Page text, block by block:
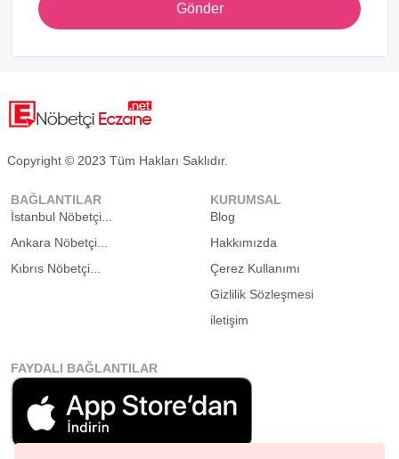
Gönder
Copyright © 2023 Tüm Hakları Saklıdır.
BAĞLANTILAR
İstanbul Nöbetçi...
Ankara Nöbetçi...
Kıbrıs Nöbetçi...
KURUMSAL
Blog
Hakkımızda
Çerez Kullanımı
Gizlilik Sözleşmesi
iletişim
FAYDALI BAĞLANTILAR